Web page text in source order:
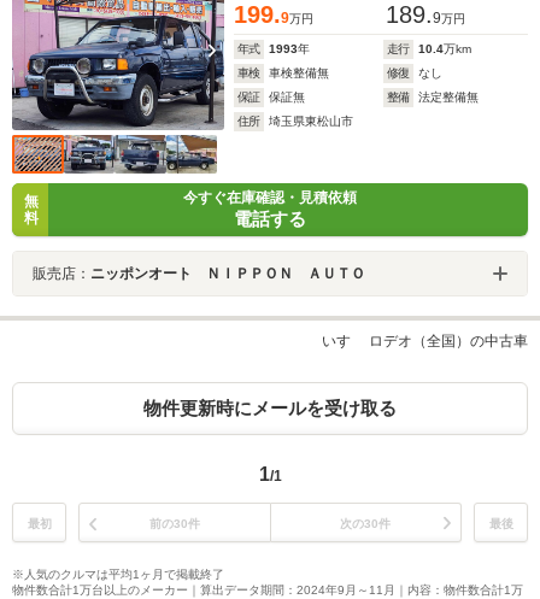
199.9万円 189.9万円
年式 1993年 走行 10.4万km
車検
車検整備無 修復
なし
保証
保証無 整備
法定整備無
住所
埼玉県東松山市
無
料
今すぐ在庫確認・見積依頼
電話する
販売店： ニッポンオート ＮＩＰＰＯＮ ＡＵＴＯ
いすゞ ロデオ（全国）の中古車
物件更新時にメールを受け取る
1/1
最初 前の30件 次の30件 最後
※人気のクルマは平均1ヶ月で掲載終了
物件数合計1万台以上のメーカー｜算出データ期間：2024年9月～11月｜内容：物件数合計1万